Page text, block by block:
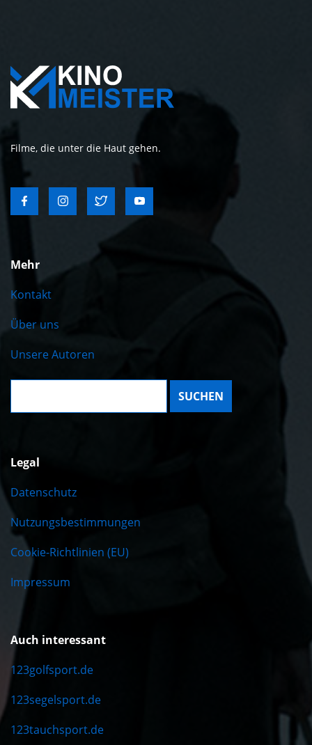
Filme, die unter die Haut gehen.
Mehr
Kontakt
Über uns
Unsere Autoren
Suche:
Legal
Datenschutz
Nutzungsbestimmungen
Cookie-Richtlinien (EU)
Impressum
Auch interessant
123golfsport.de
123segelsport.de
123tauchsport.de